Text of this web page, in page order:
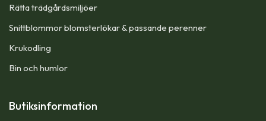
Rätta trädgårdsmiljöer
Snittblommor blomsterlökar & passande perenner
Krukodling
Bin och humlor
Butiksinformation